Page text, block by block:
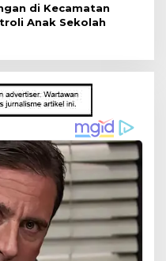
di Kecamatan
Anak Sekolah